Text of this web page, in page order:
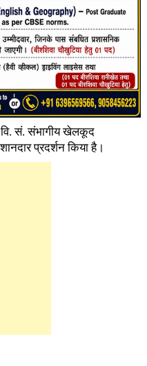
वि. सं. संभागीय खेलकूद
शानदार प्रदर्शन किया है।